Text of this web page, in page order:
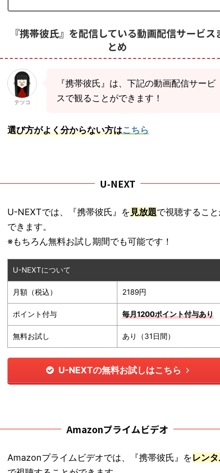
『携帯彼氏』を配信している動画配信サービス
とめ
テツコ
『携帯彼氏』は、下記の動画配信サービ
スで観ることができます！
選び方がよく分からない方はこちら
U-NEXT
U-NEXTでは、『携帯彼氏』を 見放題で視聴するこ
できます。
※もちろん無料お試し期間でも可能です！
U-NEXTについて
月額（税込） 2189円
ポイント付与 毎月1200ポイント付与あり
無料お試し あり（31日間）
U-NEXTの無料お試しはこちら
Amazonプライムビデオ
Amazonプライムビデオでは、『携帯彼氏』をレン